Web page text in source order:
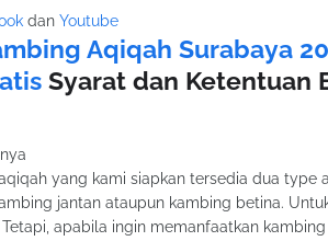
dan Youtube
Aqiqah Surabaya
Syarat dan Ketentuan
yang kami siapkan tersedia dua type
jantan ataupun kambing betina.
apabila ingin memanfaatkan